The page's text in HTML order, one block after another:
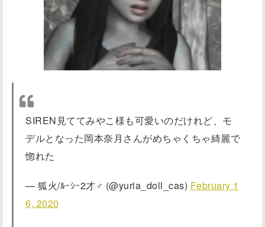
SIREN見ててみやこ様も可愛いのだけれど、モ
デルとなった岡本奈月さんがめちゃくちゃ綺麗で
惚れた
— 狐火/ﾙｰｼｰ2才♂ (@yuria_doll_cas) February 1
6, 2020